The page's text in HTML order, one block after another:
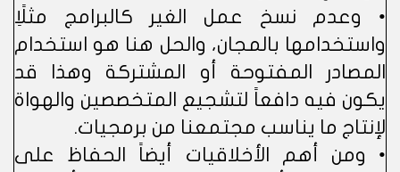
• وعدم نسخ عمل الغير كالبرامج مثلًاِ
واستخدامها بالمجان، والحل هنا هو استخدام
المصادر المفتوحة أو المشتركة وهذا قد
يكون فيه دافعاً لتشجيع المتخصصين والهواة
لإنتاج ما يناسب مجتمعنا من برمجيات.
• ومن أهم الأخلاقيات أيضاً الحفاظ على